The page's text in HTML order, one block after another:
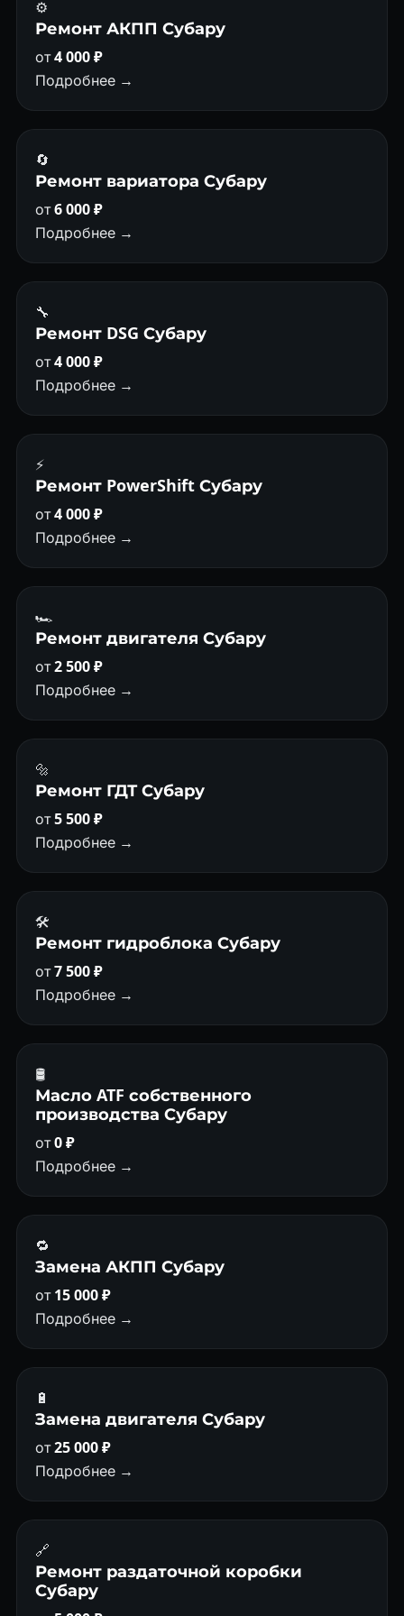
⚙️
Ремонт АКПП Субару
от4 000 ₽
Подробнее →
🔄
Ремонт вариатора Субару
от6 000 ₽
Подробнее →
🔧
Ремонт DSG Субару
от4 000 ₽
Подробнее →
⚡
Ремонт PowerShift Субару
от4 000 ₽
Подробнее →
🏎
Ремонт двигателя Субару
от2 500 ₽
Подробнее →
🔩
Ремонт ГДТ Субару
от5 500 ₽
Подробнее →
🛠️
Ремонт гидроблока Субару
от7 500 ₽
Подробнее →
🛢
Масло ATF собственного
производства Субару
от0 ₽
Подробнее →
🔁
Замена АКПП Субару
от15 000 ₽
Подробнее →
🔋
Замена двигателя Субару
от25 000 ₽
Подробнее →
🔗
Ремонт раздаточной коробки
Субару